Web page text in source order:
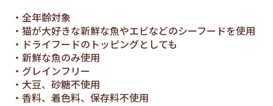
全年齢対象
猫が大好きな新鮮な魚やエビなどのシーフードを使用
ドライフードのトッピングとしても
新鮮な魚のみ使用
グレインフリー
大豆、砂糖不使用
香料、着色料、保存料不使用